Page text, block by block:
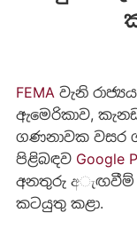
FEMA වැනි
ඇමෙරිකාව,
ගණනාවක වසර
පිළිබඳව Google
අනතුරු අැඟවීම්
කටයුතු කළා.